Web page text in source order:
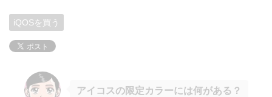
iQOSを買う
アイコスの限定カラーには何がある？